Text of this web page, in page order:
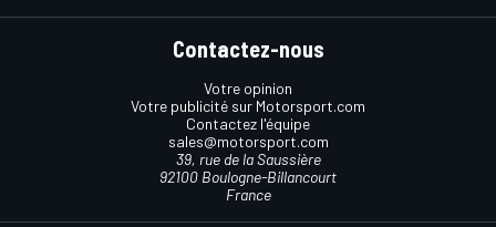
Contactez-nous
Votre opinion
Votre publicité sur Motorsport.com
Contactez l'équipe
sales@motorsport.com
39, rue de la Saussière
92100 Boulogne-Billancourt
France